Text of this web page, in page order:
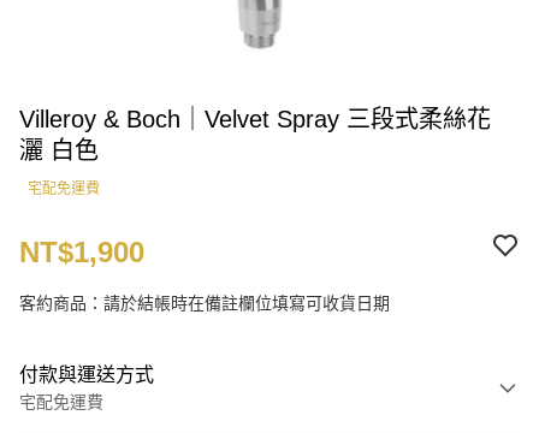
Villeroy & Boch｜Velvet Spray 三段式柔絲花
灑 白色
宅配免運費
NT$1,900
客約商品：請於結帳時在備註欄位填寫可收貨日期
付款與運送方式
宅配免運費